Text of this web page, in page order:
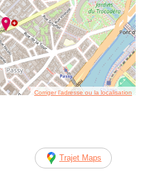
Corriger l’adresse ou la localisation
Trajet Maps